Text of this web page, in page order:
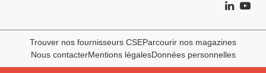
Trouver nos fournisseurs CSEParcourir nos magazines
Nous contacterMentions légalesDonnées personnelles